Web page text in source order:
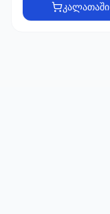
კალათაში